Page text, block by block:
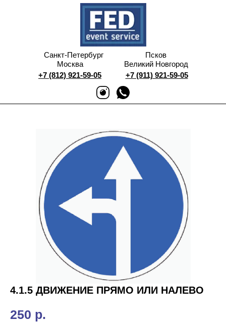
Санкт-Петербург
Москва
+7 (812) 921-59-05
Псков
Великий Новгород
+7 (911) 921-59-05
4.1.5 ДВИЖЕНИЕ ПРЯМО ИЛИ НАЛЕВО
250 р.